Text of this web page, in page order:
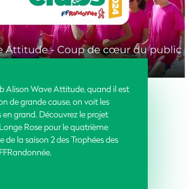
AlisonWaveAttitude,quand il est
de grande cause, on voit les
en grand. Découvrez le projet
Rose pour le quatrième
de la saison 2 des Trophées des